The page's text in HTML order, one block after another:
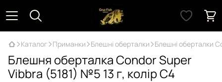
Каталог Приманки Блешні оберталки Блешні оберталки
Блешня оберталка Condor Super
Vibbra (5181) №5 13 г, колір C4